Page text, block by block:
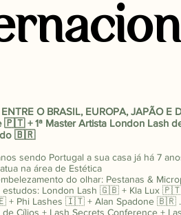
O BRASIL, EUROPA, JAPÃO E
🇵🇹 + 1ª Master Artista London Lash
do 🇧🇷
sendo Portugal a sua casa já há 7
na área de Estética
do olhar: Pestanas &
estudos: London Lash 🇬🇧 + Kla Lux
+ Phi Lashes 🇮🇹 + Alan Spadone 🇧🇷
Cílios + Lash Secrets Conference +